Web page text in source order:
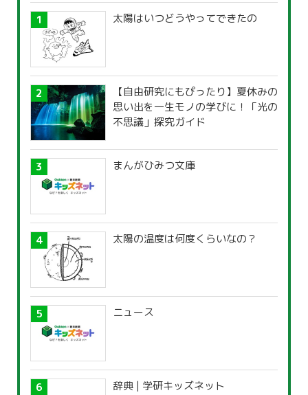
太陽はいつどうやってできたの
【自由研究にもぴったり】夏休みの
思い出を一生モノの学びに！「光の
不思議」探究ガイド
まんがひみつ文庫
太陽の温度は何度くらいなの？
ニュース
辞典 | 学研キッズネット